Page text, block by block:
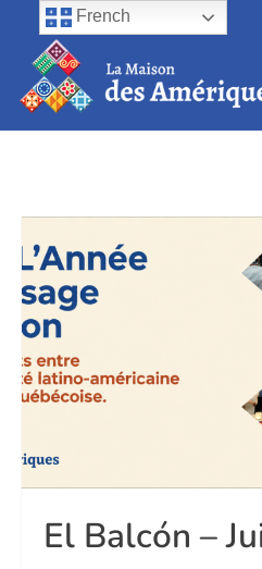
El Balcón –
French